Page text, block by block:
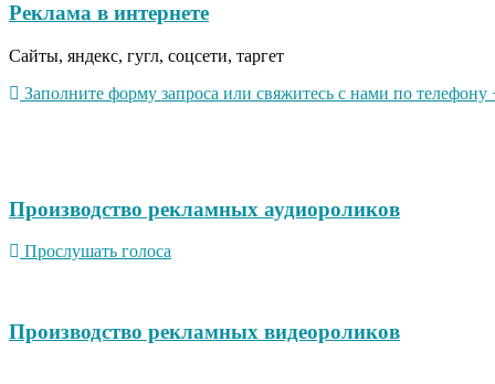
Реклама в интернете
Сайты, яндекс, гугл, соцсети, таргет
Заполните форму запроса или свяжитесь с нами по
Производство рекламных аудиороликов
Прослушать голоса
Производство рекламных видеороликов